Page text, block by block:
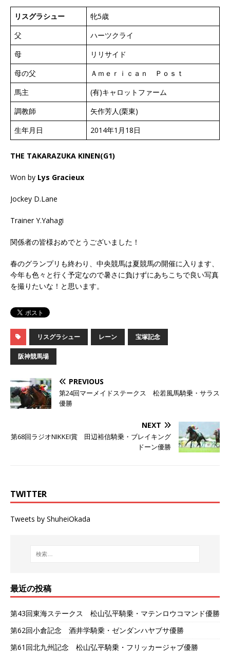
リスグラシュー
牝5歳
父
ハーツクライ
母
リリサイド
母の父
Ａｍｅｒｉｃａｎ Ｐｏｓｔ
馬主
(有)キャロットファーム
調教師
矢作芳人(栗東)
生年月日
2014年1月18日
THE TAKARAZUKA KINEN(G1)
Won by Lys Gracieux
Jockey D.Lane
Trainer Y.Yahagi
関係者の皆様おめでとうございました！
春のグランプリも終わり、中央競馬は夏競馬の開催に入ります、
今年も色々と行く予定なので暑さに負けずにあちこちで良い写真
を撮りたいな！と思います。
リスグラシュー レーン 宝塚記念
阪神競馬場
PREVIOUS
第24回マーメイドステークス 松若風馬騎乗・サラス
優勝
NEXT
第68回ラジオNIKKEI賞 田辺裕信騎乗・ブレイキング
ドーン優勝
TWITTER
Tweets by ShuheiOkada
最近の投稿
第43回東海ステークス 松山弘平騎乗・マテンロウコマンド優勝
第62回小倉記念 酒井学騎乗・ゼンダンハヤブサ優勝
第61回北九州記念 松山弘平騎乗・フリッカージャブ優勝